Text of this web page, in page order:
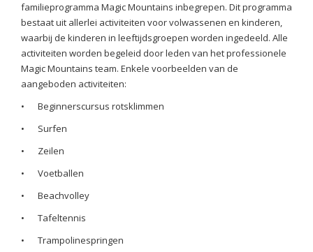
familieprogramma Magic Mountains inbegrepen. Dit programma
bestaat uit allerlei activiteiten voor volwassenen en kinderen,
waarbij de kinderen in leeftijdsgroepen worden ingedeeld. Alle
activiteiten worden begeleid door leden van het professionele
Magic Mountains team. Enkele voorbeelden van de
aangeboden activiteiten:
•
Beginnerscursus rotsklimmen
•
Surfen
•
Zeilen
•
Voetballen
•
Beachvolley
•
Tafeltennis
•
Trampolinespringen